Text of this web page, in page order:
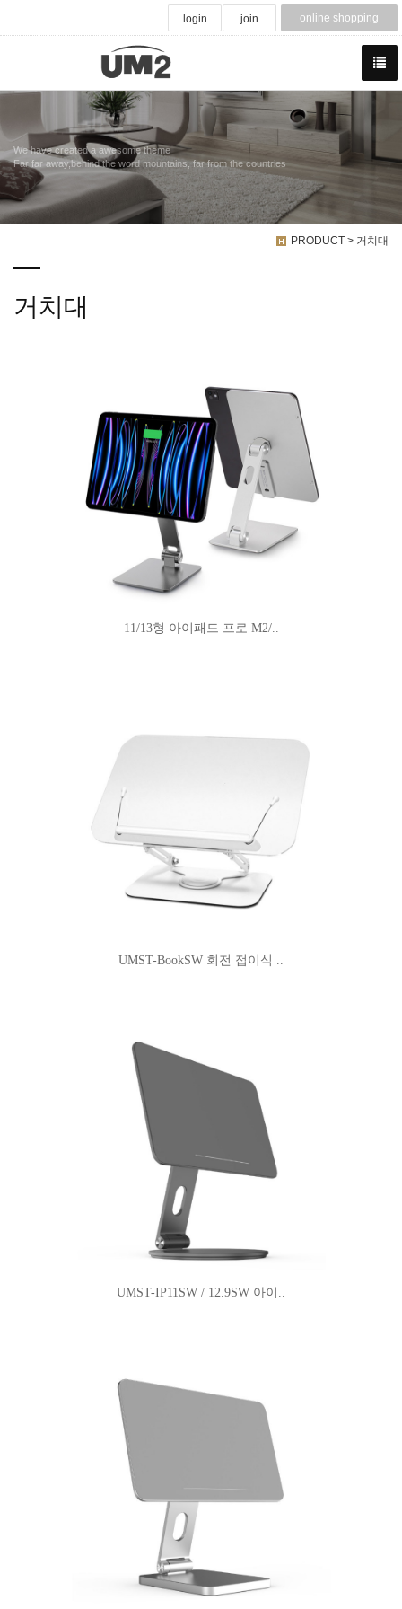
login join online shopping
We have created a awesome theme
Far far away,behind the word mountains, far from the countries
PRODUCT > 거치대
거치대
11/13형 아이패드 프로 M2/..
UMST-BookSW 회전 접이식 ..
UMST-IP11SW / 12.9SW 아이..